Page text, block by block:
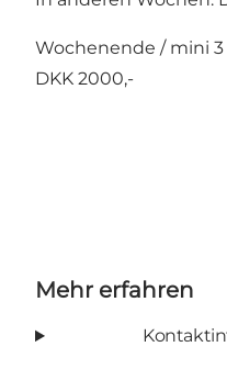
Wochenende / mini
DKK 2000,-
Mehr erfahren